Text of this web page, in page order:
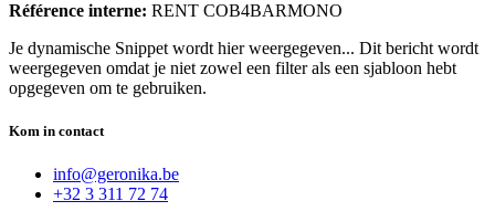
Référence interne: RENT COB4BARMONO
Je dynamische Snippet wordt hier weergegeven... Dit bericht wordt
weergegeven omdat je niet zowel een filter als een sjabloon hebt
opgegeven om te gebruiken.
Kom in contact
info@geronika.be
+32 3 311 72 74